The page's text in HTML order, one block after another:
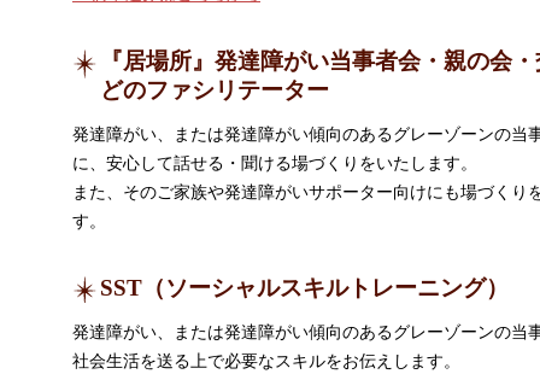
『居場所』発達障がい当事者会・親の会
どのファシリテーター
発達障がい、または発達障がい傾向のあるグレーゾーンの当
に、安心して話せる・聞ける場づくりをいたします。
また、そのご家族や発達障がいサポーター向けにも場づくり
す。
SST（ソーシャルスキルトレーニング）
発達障がい、または発達障がい傾向のあるグレーゾーンの当
社会生活を送る上で必要なスキルをお伝えします。